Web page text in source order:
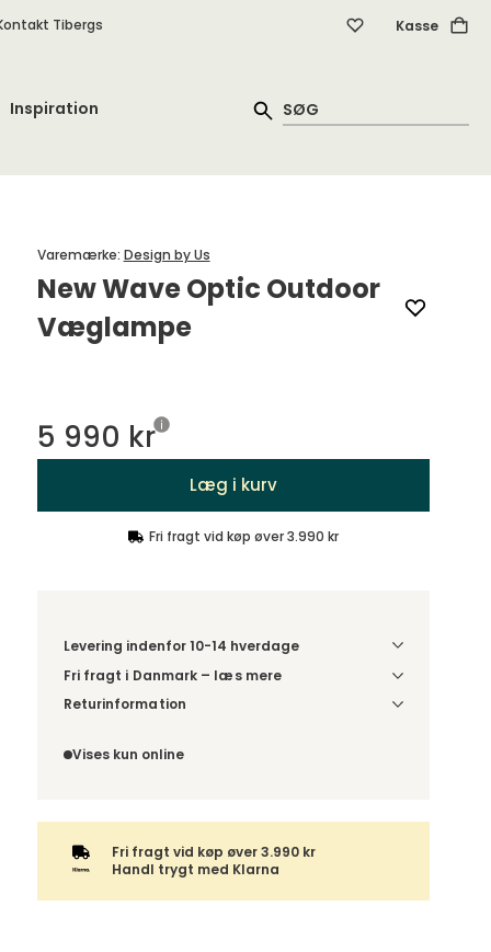
Tibergs Kasse
Inspiration
New Wave Optic Outdoor
Væglampe
Varemærke: Design by Us
5 990 kr
Læg i kurv
Fri fragt vid køp øver 3.990 kr
Levering indenfor 10-14 hverdage
Fri fragt i Danmark – læs mere
Denne vare sendes til et udleveringssted. Du
sendt til. For DHL kan pakken enten leveres til et
sammen med andre produkter, sendes hele
ordren samlet med samme leveringsmetode.
Returinformation
modtog din ordre.
Vises kun online
Fri fragt vid køp øver 3.990 kr
Handl trygt med Klarna